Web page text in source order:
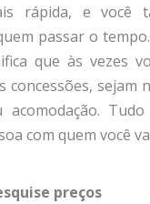
rápida, e você
passar o
que às vezes
concessões, sejam
acomodação.
com quem você
preços